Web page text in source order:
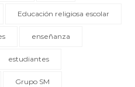
Educación religiosa escolar
enseñanza
estudiantes
Grupo SM